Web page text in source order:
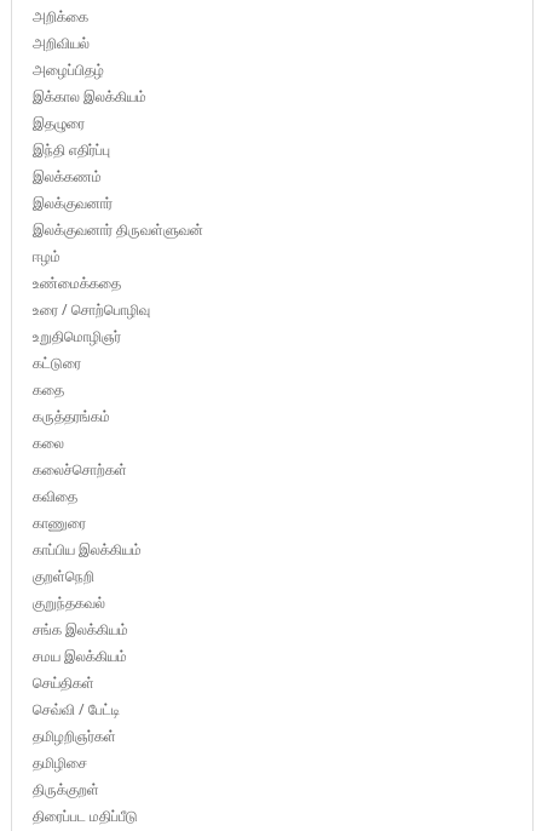
அறிக்கை
அறிவியல்
அழைப்பிதழ்
இக்கால இலக்கியம்
இதழுரை
இந்தி எதிர்ப்பு
இலக்கணம்
இலக்குவனார்
இலக்குவனார் திருவள்ளுவன்
ஈழம்
உண்மைக்கதை
உரை / சொற்பொழிவு
உறுதிமொழிஞர்
கட்டுரை
கதை
கருத்தரங்கம்
கலை
கலைச்சொற்கள்
கவிதை
காணுரை
காப்பிய இலக்கியம்
குறள்நெறி
குறுந்தகவல்
சங்க இலக்கியம்
சமய இலக்கியம்
செய்திகள்
செவ்வி / பேட்டி
தமிழறிஞர்கள்
தமிழிசை
திருக்குறள்
திரைப்பட மதிப்பீடு